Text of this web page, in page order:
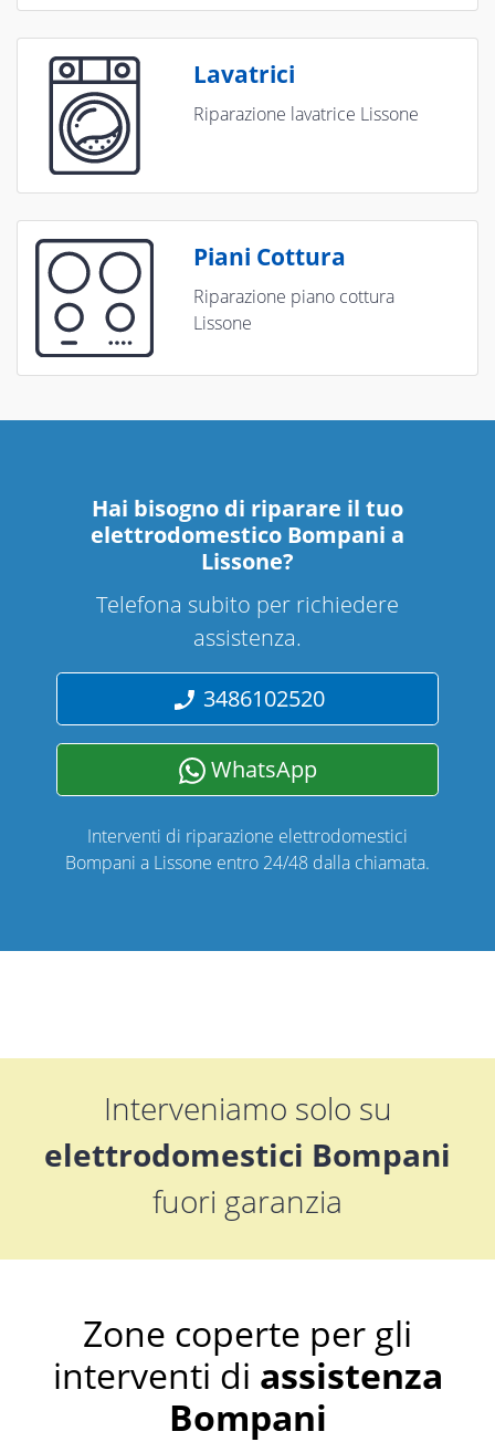
Lavatrici
Riparazione lavatrice Lissone
Piani Cottura
Riparazione piano cottura
Lissone
Hai bisogno di riparare il tuo
elettrodomestico Bompani a
Lissone?
Telefona subito per richiedere
assistenza.
3486102520
WhatsApp
Interventi di riparazione elettrodomestici
Bompani a Lissone entro 24/48 dalla chiamata.
Interveniamo solo su
elettrodomestici Bompani
fuori garanzia
Zone coperte per gli
interventi di assistenza
Bompani